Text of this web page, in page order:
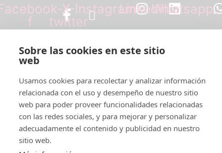
f
X-
twitter
InstagramLinkedinWhatsapp
+34 613 37 02 35
Legal
Sobre las cookies en este sitio
web
Usamos cookies para recolectar y analizar información
relacionada con el uso y desempeño de nuestro sitio
web para poder proveer funcionalidades relacionadas
con las redes sociales, y para mejorar y personalizar
adecuadamente el contenido y publicidad en nuestro
sitio web.